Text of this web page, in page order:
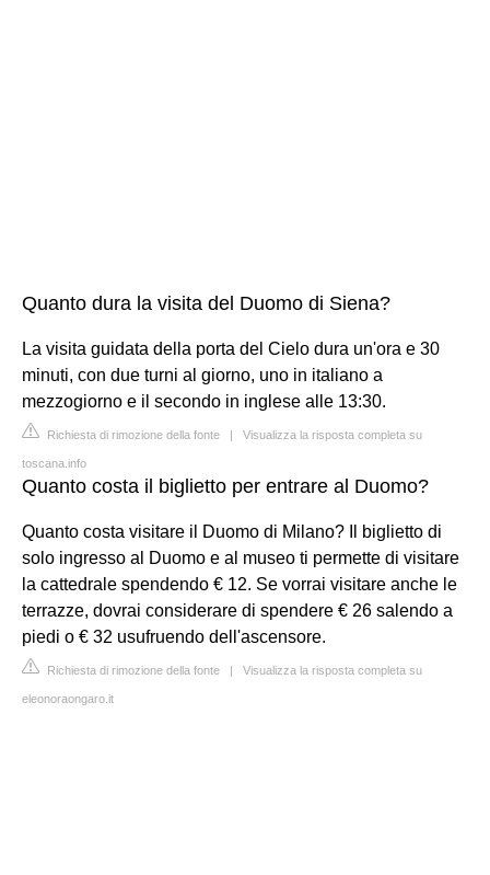
Quanto dura la visita del Duomo di Siena?
La visita guidata della porta del Cielo dura un'ora e 30
minuti, con due turni al giorno, uno in italiano a
mezzogiorno e il secondo in inglese alle 13:30.
Richiesta di rimozione della fonte | Visualizza la risposta completa su
toscana.info
Quanto costa il biglietto per entrare al Duomo?
Quanto costa visitare il Duomo di Milano? Il biglietto di
solo ingresso al Duomo e al museo ti permette di visitare
la cattedrale spendendo € 12. Se vorrai visitare anche le
terrazze, dovrai considerare di spendere € 26 salendo a
piedi o € 32 usufruendo dell'ascensore.
Richiesta di rimozione della fonte | Visualizza la risposta completa su
eleonoraongaro.it